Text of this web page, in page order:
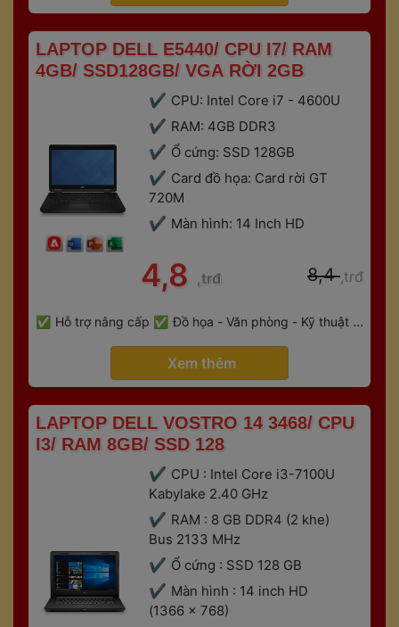
LAPTOP DELL E5440/ CPU I7/ RAM
4GB/ SSD128GB/ VGA RỜI 2GB
CPU: Intel Core i7 - 4600U
RAM: 4GB DDR3
Ổ cứng: SSD 128GB
Card đồ họa: Card rời GT
720M
Màn hình: 14 Inch HD
4,8 ,trđ 8,4 ,trđ
Hỗ trợ nâng cấp
Đồ họa - Văn phòng - Kỹ thuật -
Xem thêm
LAPTOP DELL VOSTRO 14 3468/ CPU
I3/ RAM 8GB/ SSD 128
CPU : Intel Core i3-7100U
Kabylake 2.40 GHz
RAM : 8 GB DDR4 (2 khe)
Bus 2133 MHz
Ổ cứng : SSD 128 GB
Màn hình : 14 inch HD
(1366 x 768)